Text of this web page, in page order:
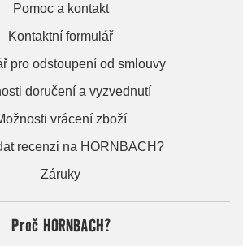
Pomoc a kontakt
Kontaktní formulář
pro odstoupení od smlouvy
doručení a vyzvednutí
vrácení zboží
recenzi na HORNBACH?
Záruky
Proč HORNBACH?